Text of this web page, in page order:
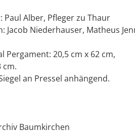
Paul Alber, Pfleger zu Thaur
Jacob Niederhauser, Matheus
Pergament: 20,5 cm x 62 cm,
cm.
an Pressel anhängend.
Baumkirchen